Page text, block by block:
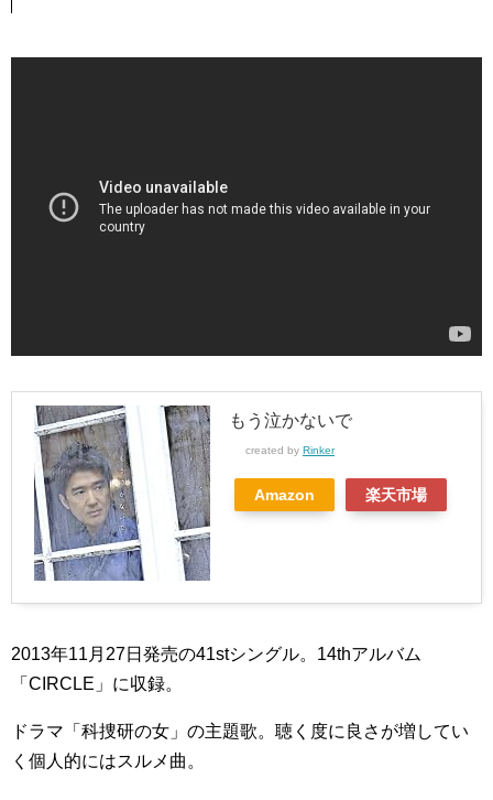
もう泣かないで
created by Rinker
Amazon 楽天市場
2013年11月27日発売の41stシングル。14thアルバム
「CIRCLE」に収録。
ドラマ「科捜研の女」の主題歌。聴く度に良さが増してい
く個人的にはスルメ曲。